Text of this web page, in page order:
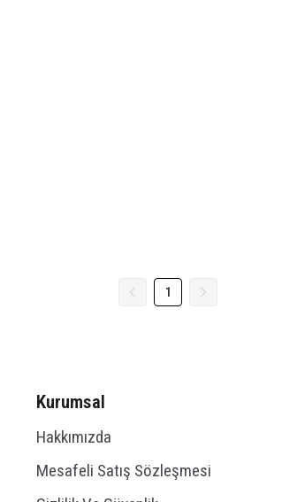
1
Kurumsal
Hakkımızda
Mesafeli Satış Sözleşmesi